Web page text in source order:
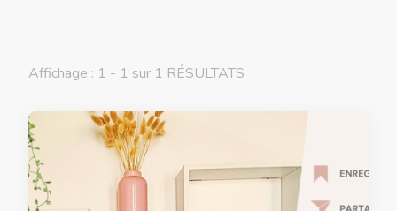
Affichage : 1 - 1 sur 1 RÉSULTATS